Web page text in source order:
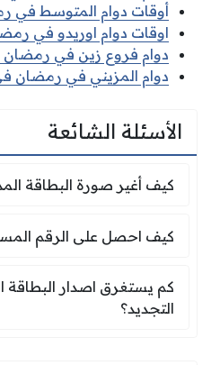
أوقات دوام المتوسط في
اوقات دوام اوريدو في رمضان
دوام فروع زين في رمضان
دوام المزيني في رمضان في
الأسئلة الشائعة
كيف أغير صورة البطاقة
كيف أغير صورة البطاقة
كيف احصل على الرقم
كيف احصل على الرقم
كم يستغرق اصدار
كم يستغرق اصدار البطاقة
التجديد؟